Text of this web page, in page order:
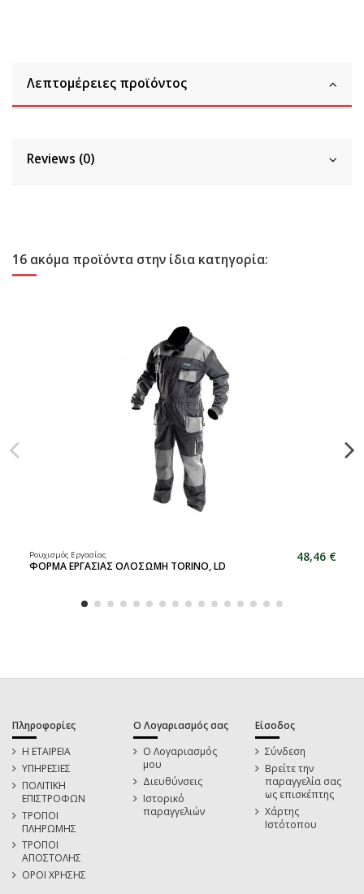
Λεπτομέρειες προϊόντος
Reviews (0)
16 ακόμα προϊόντα στην ίδια κατηγορία:
Ρουχισμός Εργασίας
ΦΟΡΜΑ ΕΡΓΑΣΙΑΣ ΟΛΟΣΩΜΗ TORINO, LD
48,46 €
Πληροφορίες
Η ΕΤΑΙΡΕΙΑ
ΥΠΗΡΕΣΙΕΣ
ΠΟΛΙΤΙΚΗ
ΕΠΙΣΤΡΟΦΩΝ
ΤΡΟΠΟΙ
ΠΛΗΡΩΜΗΣ
ΤΡΟΠΟΙ
ΑΠΟΣΤΟΛΗΣ
ΟΡΟΙ ΧΡΗΣΗΣ
Ο Λογαριασμός σας
Ο Λογαριασμός
μου
Διευθύνσεις
Ιστορικό
παραγγελιών
Είσοδος
Σύνδεση
Βρείτε την
παραγγελία σας
ως επισκέπτης
Χάρτης
Ιστότοπου